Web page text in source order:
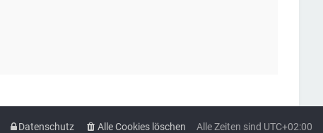
Alle Zeiten sind UTC+02:00
Alle Cookies löschen
Datenschutz